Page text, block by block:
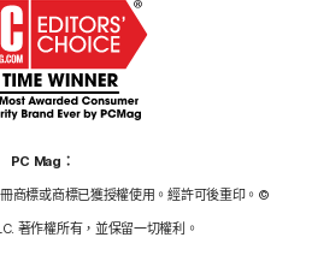
PC Mag：
商標或商標已獲授權使用。經許可後重印。©
著作權所有，並保留一切權利。